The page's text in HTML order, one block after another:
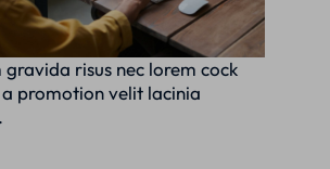
risus nec lorem cock
promotion velit lacinia